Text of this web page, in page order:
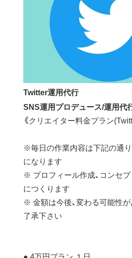
Twitter運用代行
SNS運用プロデュース/運用代
《クリエイター料金プラン
※毎日の作業内容は下記の通り
になります
※ プロフィール作成、コンセ
につくります
※ 金額は今後、変わる可能性が
了承下さい